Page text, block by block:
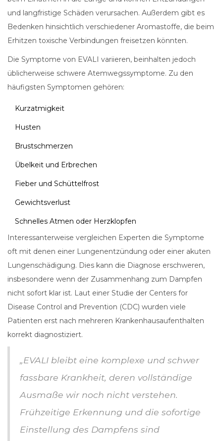
und langfristige Schäden verursachen. Außerdem gibt es
Bedenken hinsichtlich verschiedener Aromastoffe, die beim
Erhitzen toxische Verbindungen freisetzen könnten.
Die Symptome von EVALI variieren, beinhalten jedoch
üblicherweise schwere Atemwegssymptome. Zu den
häufigsten Symptomen gehören:
Kurzatmigkeit
Husten
Brustschmerzen
Übelkeit und Erbrechen
Fieber und Schüttelfrost
Gewichtsverlust
Schnelles Atmen oder Herzklopfen
Interessanterweise vergleichen Experten die Symptome
oft mit denen einer Lungenentzündung oder einer akuten
Lungenschädigung. Dies kann die Diagnose erschweren,
insbesondere wenn der Zusammenhang zum Dampfen
nicht sofort klar ist. Laut einer Studie der Centers for
Disease Control and Prevention (CDC) wurden viele
Patienten erst nach mehreren Krankenhausaufenthalten
korrekt diagnostiziert.
„EVALI bleibt eine komplexe und schwer
fassbare Krankheit, deren vollständige
Ausmaße wir noch nicht verstehen.
Frühzeitige Erkennung und die sofortige
Einstellung des Dampfens sind